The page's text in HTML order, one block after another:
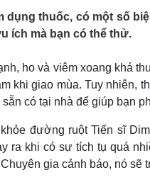
Việt Nam
Phân tích
Đời sống
Nhà đẹp
Blog
Tình yêu - Gia đình
dụng thuốc, có một số
ích mà bạn có thể thử.
ho và viêm xoang khá
khi giao mùa. Tuy nhiên,
có tại nhà để giúp bạn
đường ruột Tiến sĩ
ra khi có sự tích tụ quá
gia cảnh báo, nó